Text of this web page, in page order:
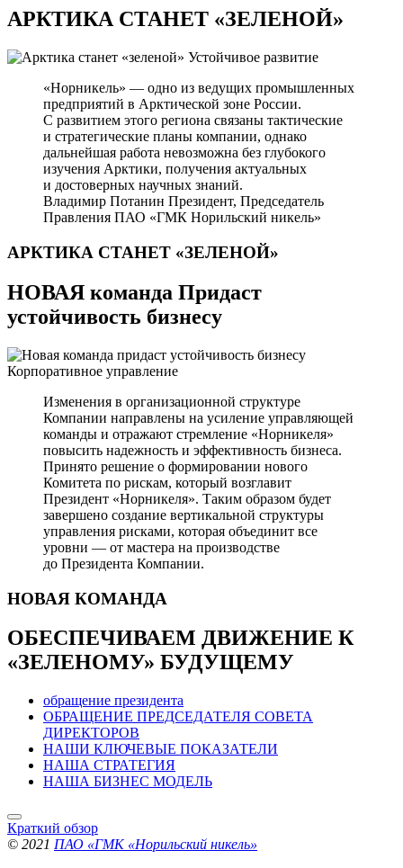
АРКТИКА СТАНЕТ «ЗЕЛЕНОЙ»
Устойчивое развитие
«Норникель» — одно из ведущих промышленных
предприятий в Арктической зоне России.
С развитием этого региона связаны тактические
и стратегические планы компании, однако
дальнейшая работа невозможна без глубокого
изучения Арктики, получения актуальных
и достоверных научных знаний.
Владимир Потанин Президент, Председатель
Правления ПАО «ГМК Норильский никель»
АРКТИКА СТАНЕТ «ЗЕЛЕНОЙ»
НОВАЯ команда Придаст
устойчивость бизнесу
Корпоративное управление
Изменения в организационной структуре
Компании направлены на усиление управляющей
команды и отражают стремление «Норникеля»
повысить надежность и эффективность бизнеса.
Принято решение о формировании нового
Комитета по рискам, который возглавит
Президент «Норникеля». Таким образом будет
завершено создание вертикальной структуры
управления рисками, которая объединит все
уровни — от мастера на производстве
до Президента Компании.
НОВАЯ КОМАНДА
ОБЕСПЕЧИВАЕМ ДВИЖЕНИЕ К
«ЗЕЛЕНОМУ» БУДУЩЕМУ
обращение президента
ОБРАЩЕНИЕ ПРЕДСЕДАТЕЛЯ СОВЕТА
ДИРЕКТОРОВ
НАШИ КЛЮЧЕВЫЕ ПОКАЗАТЕЛИ
НАША СТРАТЕГИЯ
НАША БИЗНЕС МОДЕЛЬ
Краткий обзор
© 2021 ПАО «ГМК «Норильский никель»